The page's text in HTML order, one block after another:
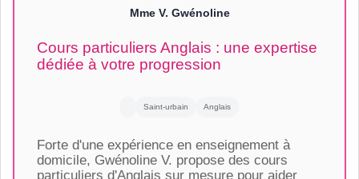
Mme V. Gwénoline
Cours particuliers Anglais : une expertise
dédiée à votre progression
Saint-urbain Anglais
Forte d'une expérience en enseignement à
domicile, Gwénoline V. propose des cours
particuliers d'Anglais sur mesure pour aider